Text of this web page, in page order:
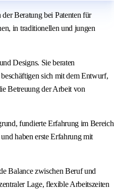
Beratung bei Patenten für
in traditionellen und jungen
Designs. Sie beraten
sich mit dem Entwurf,
Betreuung der Arbeit von
fundierte Erfahrung im Bereich
haben erste Erfahrung mit
Balance zwischen Beruf und
Lage, flexible Arbeitszeiten